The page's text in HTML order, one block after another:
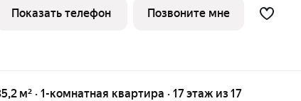
комфорта и уюта, необязательно уезжать из привычного района,
который уже
Показать телефон Позвоните мне
35,2 м² · 1-комнатная квартира · 17 этаж из 17